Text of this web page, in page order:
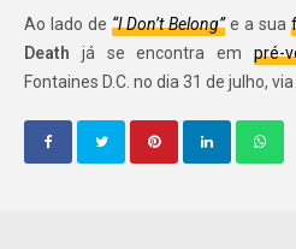
Ao lado de “I Don’t Belong”e a sua
Death já se encontra em pré-
Fontaines D.C. no dia 31 de julho, via